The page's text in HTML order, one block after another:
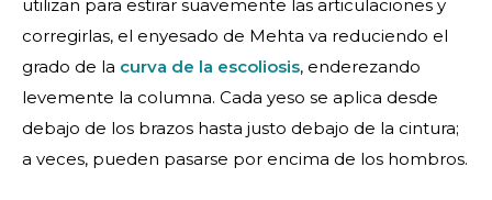
utilizan para estirar suavemente las articulaciones y
corregirlas, el enyesado de Mehta va reduciendo el
grado de la curva de la escoliosis, enderezando
levemente la columna. Cada yeso se aplica desde
debajo de los brazos hasta justo debajo de la cintura;
a veces, pueden pasarse por encima de los hombros.